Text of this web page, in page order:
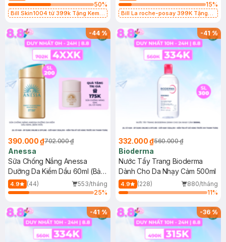
50%
Bill Skin1004 từ 399k Tặng Kem
SPF 50+ 20ml (SL Có Hạn)
15%
Bill La roche-posay 399K Tặng
(SL có hạn)
-44%
390.000 ₫702.000 ₫
Anessa
Sữa Chống Nắng Anessa
Dưỡng Da Kiềm Dầu 60ml (Bản
Mới)
4.9 (44)
553/tháng
25%
-41%
332.000 ₫560.000 ₫
Bioderma
Nước Tẩy Trang Bioderma
Dành Cho Da Nhạy Cảm 500ml
4.9 (228)
880/tháng
11%
-41% -36%